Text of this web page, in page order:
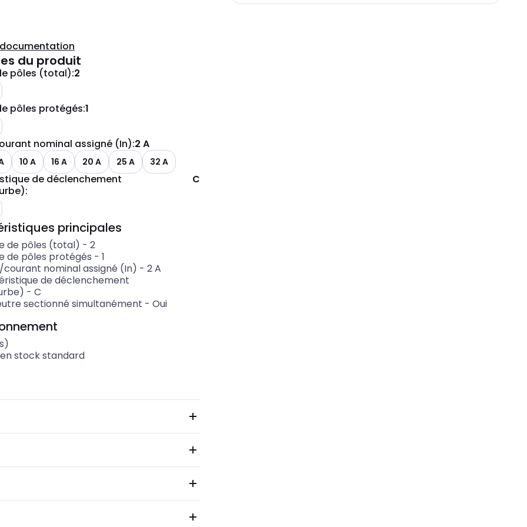
du produit
pôles (total):2
options disponibles
pôles protégés:1
options disponibles
nominal assigné (In):2 A
10 A 16 A 20 A 25 A 32 A
de déclenchement
:
C
options disponibles
principales
de pôles (total) - 2
de pôles protégés - 1
nominal assigné (In) - 2A
de déclenchement
- C
sectionné simultanément - Oui
stock standard